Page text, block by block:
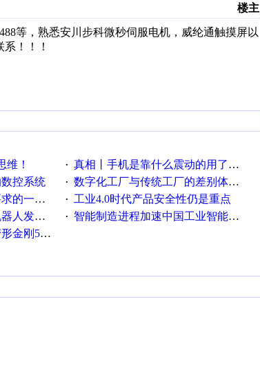
楼主
等，熟悉安川步科微秒伺服电机，威纶通触摸屏以
！！！
维！ · 真相丨手机是靠什么震动的用了这么多年才知道！
数控系统 · 数字化工厂与传统工厂的差别体现在哪里？
些因素 · 工业4.0时代产品安全性仍是重点
展迅猛 · 智能制造进程加速中国工业智能化之路发展趋势明显
》观影券